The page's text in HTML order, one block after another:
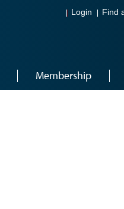
Login Find
Membership